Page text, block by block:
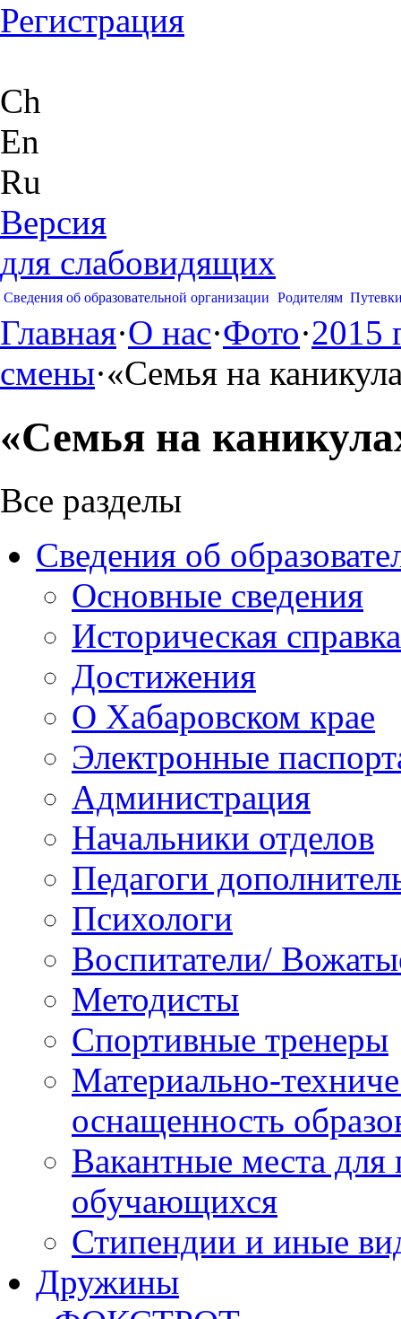
Регистрация
Ch
En
Ru
Версия
для слабовидящих
Сведения об образовательной организации Родителям
Главная·О нас·Фото·2015
смены·«Семья на
«Семья на
Все разделы
Сведения об
Основные сведения
Историческая справка
Достижения
О Хабаровском крае
Электронные
Администрация
Начальники отделов
Педагоги
Психологи
Воспитатели/
Методисты
Спортивные тренеры
Материально-
оснащенность
Вакантные места для
обучающихся
Стипендии и иные
Дружины